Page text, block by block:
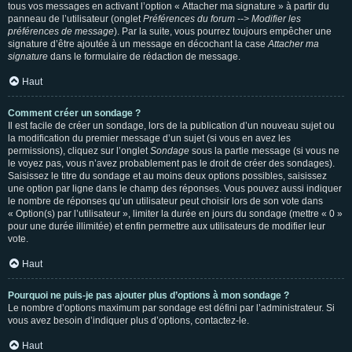
tous vos messages en activant l’option « Attacher ma signature » à partir du
panneau de l’utilisateur (ongletPréférences du forum --> Modifier les
préférences de message). Par la suite, vous pourrez toujours empêcher une
signature d’être ajoutée à un message en décochant la caseAttacher ma
signature dans le formulaire de rédaction de message.
Haut
Comment créer un sondage ?
Il est facile de créer un sondage, lors de la publication d’un nouveau sujet ou
la modification du premier message d’un sujet (si vous en avez les
permissions), cliquez sur l’ongletSondage sous la partie message (si vous ne
le voyez pas, vous n’avez probablement pas le droit de créer des sondages).
Saisissez le titre du sondage et au moins deux options possibles, saisissez
une option par ligne dans le champ des réponses. Vous pouvez aussi indiquer
le nombre de réponses qu’un utilisateur peut choisir lors de son vote dans
« Option(s) par l’utilisateur », limiter la durée en jours du sondage (mettre « 0 »
pour une durée illimitée) et enfin permettre aux utilisateurs de modifier leur
vote.
Haut
Pourquoi ne puis-je pas ajouter plus d’options à mon sondage ?
Le nombre d’options maximum par sondage est défini par l’administrateur. Si
vous avez besoin d’indiquer plus d’options, contactez-le.
Haut